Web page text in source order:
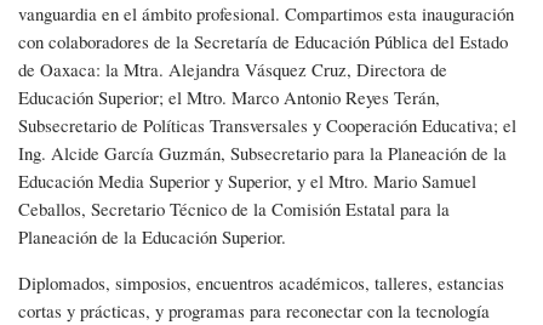
vanguardia en el ámbito profesional. Compartimos esta inauguración
con colaboradores de la Secretaría de Educación Pública del Estado
de Oaxaca: la Mtra. Alejandra Vásquez Cruz, Directora de
Educación Superior; el Mtro. Marco Antonio Reyes Terán,
Subsecretario de Políticas Transversales y Cooperación Educativa; el
Ing. Alcide García Guzmán, Subsecretario para la Planeación de la
Educación Media Superior y Superior, y el Mtro. Mario Samuel
Ceballos, Secretario Técnico de la Comisión Estatal para la
Planeación de la Educación Superior.
Diplomados, simposios, encuentros académicos, talleres, estancias
cortas y prácticas, y programas para reconectar con la tecnología